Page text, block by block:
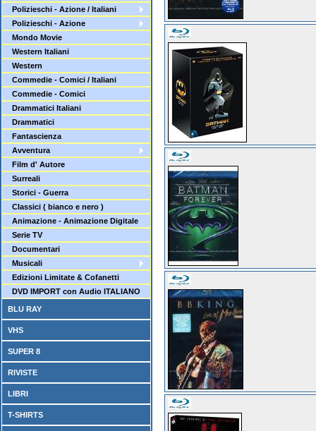
Polizieschi - Azione / Italiani
Polizieschi - Azione
Mondo Movie
Western Italiani
Western
Commedie - Comici / Italiani
Commedie - Comici
Drammatici Italiani
Drammatici
Fantascienza
Avventura
Film d' Autore
Surreali
Storici - Guerra
Classici ( bianco e nero )
Animazione - Animazione Digitale
Serie TV
Documentari
Musicali
Edizioni Limitate & Cofanetti
DVD IMPORT con Audio ITALIANO
BLU RAY
VHS
SUPER 8
RIVISTE
LIBRI
T-SHIRTS